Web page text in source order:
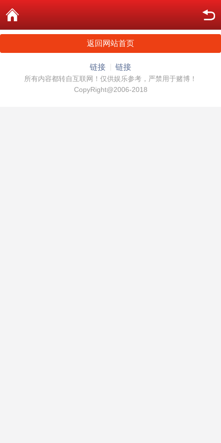
返回网站首页
链接 链接
所有内容都转自互联网！仅供娱乐参考，严禁用于赌博！
CopyRight@2006-2018